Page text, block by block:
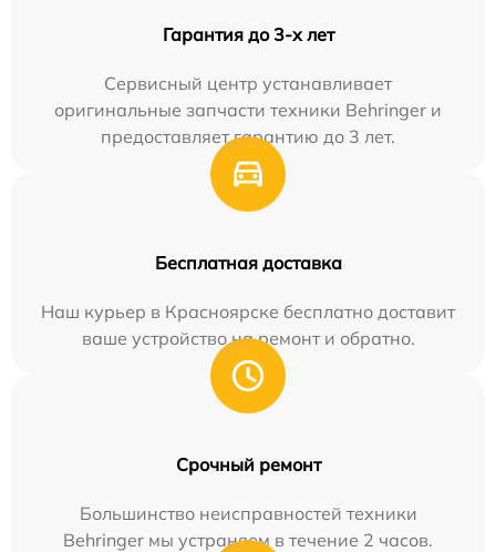
Гарантия до 3-х лет
Сервисный центр устанавливает
оригинальные запчасти техники Behringer и
предоставляет гарантию до 3 лет.
Бесплатная доставка
Наш курьер в Красноярске бесплатно доставит
ваше устройство на ремонт и обратно.
Срочный ремонт
Большинство неисправностей техники
Behringer мы устраняем в течение 2 часов.